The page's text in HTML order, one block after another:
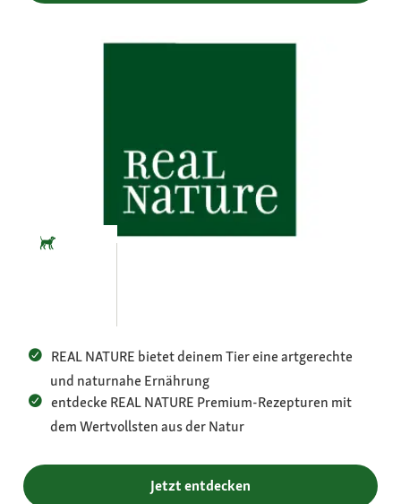
REAL NATURE bietet deinem Tier eine artgerechte
und naturnahe Ernährung
entdecke REAL NATURE Premium-Rezepturen mit
dem Wertvollsten aus der Natur
Jetzt entdecken